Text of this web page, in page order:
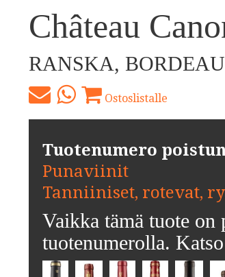
Château
RANSKA,
Ostoslistalle
Tuotenumero
Punaviinit
Tanniiniset, rotevat,
Vaikka tämä tuote
tuotenumerolla.